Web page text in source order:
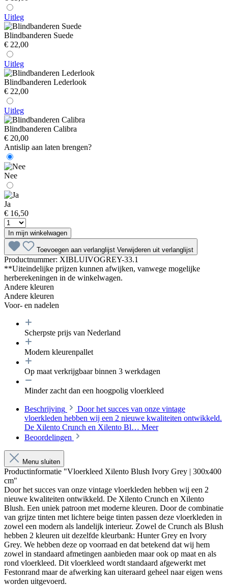
Uitleg
Blindbanderen Suede
€ 22,00
Uitleg
Blindbanderen Lederlook
€ 22,00
Uitleg
Blindbanderen Calibra
€ 20,00
Antislip aan laten brengen?
Nee
Ja
€ 16,50
In mijn winkelwagen
Toevoegen aan verlanglijst Verwijderen uit verlanglijst
Productnummer: XIBLUIVOGREY-33.1
**Uiteindelijke prijzen kunnen afwijken, vanwege mogelijke
herberekeningen in de winkelwagen.
Andere kleuren
Andere kleuren
Voor- en nadelen
Scherpste prijs van Nederland
Modern kleurenpallet
Op maat verkrijgbaar binnen 3 werkdagen
Minder zacht dan een hoogpolig vloerkleed
Beschrijving
Door het succes van onze vintage
vloerkleden hebben wij een 2 nieuwe kwaliteiten ontwikkeld.
De Xilento Crunch en Xilento Bl… Meer
Beoordelingen
Menu sluiten
Productinformatie "Vloerkleed Xilento Blush Ivory Grey | 300x400
cm"
Door het succes van onze vintage vloerkleden hebben wij een 2
nieuwe kwaliteiten ontwikkeld. De Xilento Crunch en Xilento
Blush. Een uniek patroon met moderne kleuren. Door de combinatie
van grijze tinten met lichtere beige tinten passen deze vloerkleden in
zowel een modern als landelijk interieur. Zowel de Crunch als Blush
hebben 2 kleuren uit dezelfde kleurbank: Hunter Grey en Ivory
Grey. We hebben deze op voorraad en dat betekend dat wij hem
zowel in standaard afmetingen aanbieden maar ook op maat en als
rond vloerkleed. Dit vloerkleed wordt standaard afgewerkt met
Festonrand maar de afwerking kan uiteraard geheel naar eigen wens
worden uitgevoerd.